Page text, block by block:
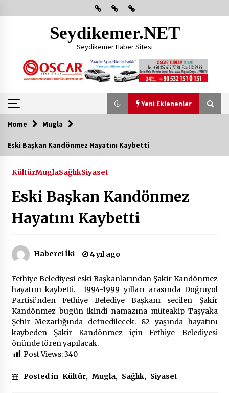
to
Seydikemer.NET
Seydikemer Haber Sitesi
Yeni Eklenenler
Yeni Eklenenler
2 ay ago
CHP FETHİYE’DEN “ÜYE BULUŞMASI” ETKİNLİĞİ
2 ay ago
Çevre Bilinci Sahneye Taşınıyor: Çocuklardan
2 ay ago
9 Günde 119 Acil Olaya Müdahale Edildi
2 ay ago
FETHİYE BELEDİYESİ HAZİRAN AYI MECLİS
TOPLANTISI GERÇEKLEŞTİRİLDİ
Home Mugla
Eski Başkan Kandönmez Hayatını Kaybetti
KültürMuglaSağlıkSiyaset
Eski Başkan Kandönmez
Hayatını Kaybetti
Haberci İki 4 yıl ago
Fethiye Belediyesi eski Başkanlarından Şakir Kandönmez
hayatını kaybetti. 1994-1999 yılları arasında Doğruyol
Partisi’nden Fethiye Belediye Başkanı seçilen Şakir
Kandönmez bugün ikindi namazına müteakip Taşyaka
Şehir Mezarlığında defnedilecek. 82 yaşında hayatını
kaybeden Şakir Kandönmez için Fethiye Belediyesi
önünde tören yapılacak.
Post Views:340
Posted in Kültür, Mugla, Sağlık, Siyaset